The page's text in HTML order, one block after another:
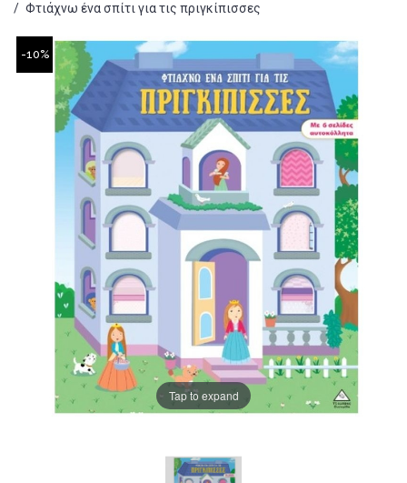
/ Φτιάχνω ένα σπίτι για τις πριγκίπισσες
-10%
Tap to expand